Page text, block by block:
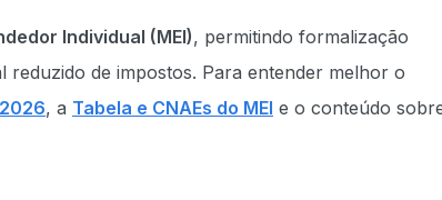
Individual (MEI), permitindo formalização
reduzido de impostos. Para entender melhor o
, a Tabela e CNAEs do MEI e o conteúdo